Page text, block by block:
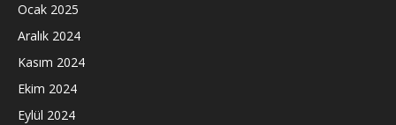
Ocak 2025
Aralık 2024
Kasım 2024
Ekim 2024
Eylül 2024